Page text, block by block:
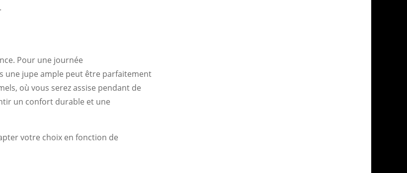
Pour une journée
une jupe ample peut être parfaitement
où vous serez assise pendant de
un confort durable et une
votre choix en fonction de